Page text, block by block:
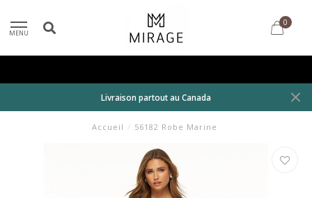
MENU
0
Livraison partout au Canada
Accueil / 56182 Robe Marine